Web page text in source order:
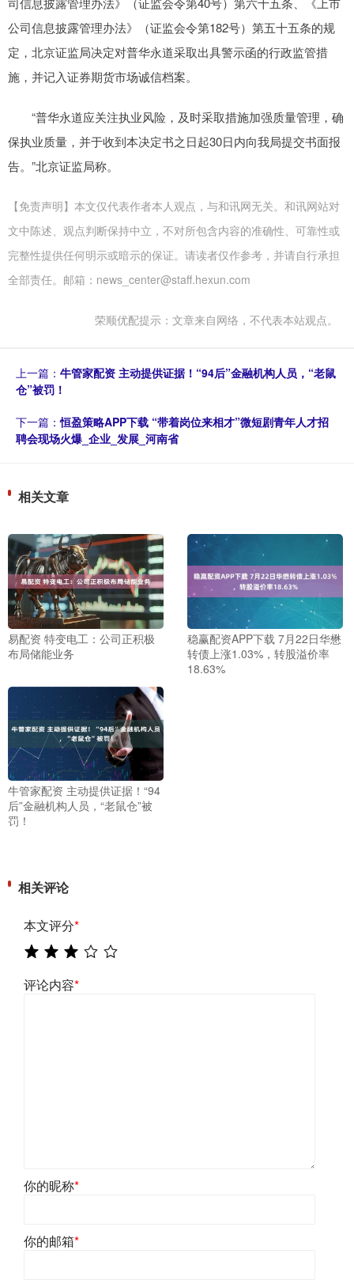
公司信息披露管理办法》（证监会令第182号）第五十五条的规
定，北京证监局决定对普华永道采取出具警示函的行政监管措
施，并记入证券期货市场诚信档案。
“普华永道应关注执业风险，及时采取措施加强质量管理，确
保执业质量，并于收到本决定书之日起30日内向我局提交书面报
告。”北京证监局称。
【免责声明】本文仅代表作者本人观点，与和讯网无关。和讯网站对
文中陈述、观点判断保持中立，不对所包含内容的准确性、可靠性或
完整性提供任何明示或暗示的保证。请读者仅作参考，并请自行承担
全部责任。邮箱：news_center@staff.hexun.com
荣顺优配提示：文章来自网络，不代表本站观点。
上一篇： 牛管家配资 主动提供证据！“94后”金融机构人员，“老鼠
仓”被罚！
下一篇：恒盈策略APP下载 “带着岗位来相才”微短剧青年人才招
聘会现场火爆_企业_发展_河南省
相关文章
易配资 特变电工：公司正积极
布局储能业务
稳赢配资APP下载 7月22日华懋
转债上涨1.03%，转股溢价率
18.63%
牛管家配资 主动提供证据！“94
后”金融机构人员，“老鼠仓”被
罚！
相关评论
本文评分*
评论内容*
你的昵称*
你的邮箱*